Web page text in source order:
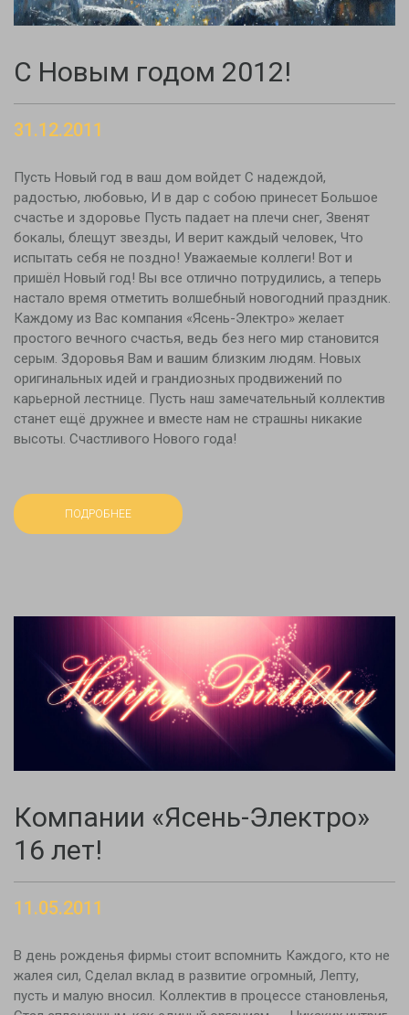
С Новым годом 2012!
31.12.2011
Пусть Новый год в ваш дом войдет С надеждой,
радостью, любовью, И в дар с собою принесет Большое
счастье и здоровье Пусть падает на плечи снег, Звенят
бокалы, блещут звезды, И верит каждый человек, Что
испытать себя не поздно! Уважаемые коллеги! Вот и
пришёл Новый год! Вы все отлично потрудились, а теперь
настало время отметить волшебный новогодний праздник.
Каждому из Вас компания «Ясень-Электро» желает
простого вечного счастья, ведь без него мир становится
серым. Здоровья Вам и вашим близким людям. Новых
оригинальных идей и грандиозных продвижений по
карьерной лестнице. Пусть наш замечательный коллектив
станет ещё дружнее и вместе нам не страшны никакие
высоты. Счастливого Нового года!
ПОДРОБНЕЕ
Компании «Ясень-Электро»
16 лет!
11.05.2011
В день рожденья фирмы стоит вспомнить Каждого, кто не
жалея сил, Сделал вклад в развитие огромный, Лепту,
пусть и малую вносил. Коллектив в процессе становленья,